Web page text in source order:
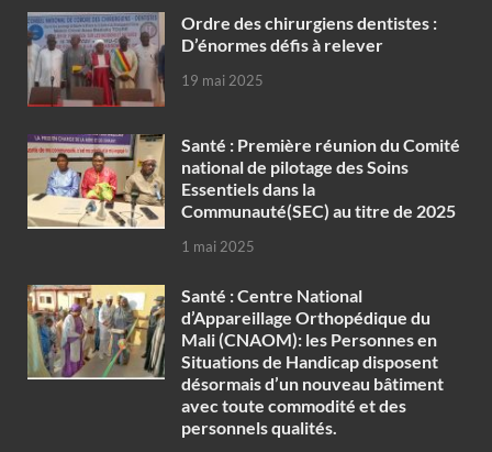
Ordre des chirurgiens dentistes :
D’énormes défis à relever
19 mai 2025
Santé : Première réunion du Comité
national de pilotage des Soins
Essentiels dans la
Communauté(SEC) au titre de 2025
1 mai 2025
Santé : Centre National
d’Appareillage Orthopédique du
Mali (CNAOM): les Personnes en
Situations de Handicap disposent
désormais d’un nouveau bâtiment
avec toute commodité et des
personnels qualités.